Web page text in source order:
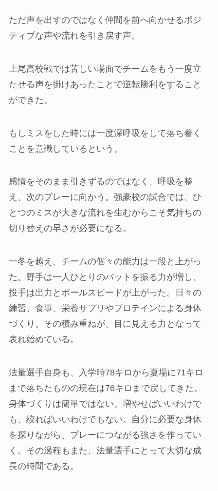
ただ声を出すのではなく仲間を前へ向かせるポジ
ティブな声や流れを引き戻す声。
上尾高校戦では苦しい場面でチームをもう一度立
たせる声を掛けあったことで逆転勝利をすること
ができた。
もしミスをした時には一度深呼吸をして落ち着く
ことを意識しているという。
感情をそのまま引きずるのではなく、呼吸を整
え、次のプレーに向かう。強豪校の試合では、ひ
とつのミスが大きな流れを生むからこそ気持ちの
切り替えの早さが必要になる。
一冬を越え、チームの個々の能力は一段と上がっ
た。野手は一人ひとりのバットを振る力が増し、
投手は出力とボールスピードが上がった。日々の
練習、食事、栄養サプリやプロテインによる身体
づくり。その積み重ねが、目に見える力となって
表れ始めている。
法量選手自身も、入学時78キロから夏場に71キロ
まで落ちたものの現在は76キロまで戻してきた。
身体づくりは簡単ではない。増やせばいいわけで
も、絞ればいいわけでもない。自分に必要な身体
を探りながら、プレーにつながる強さを作ってい
く。その過程もまた、法量選手にとって大切な成
長の時間である。